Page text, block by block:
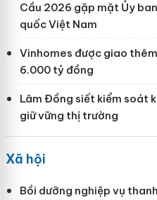
Cầu 2026 gặp mặt Ủy
quốc Việt Nam
Vinhomes được giao
6.000 tỷ đồng
Lâm Đồng siết kiểm soát
giữ vững thị trường
Xã hội
Bồi dưỡng nghiệp vụ